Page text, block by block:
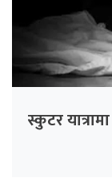
स्कुटर